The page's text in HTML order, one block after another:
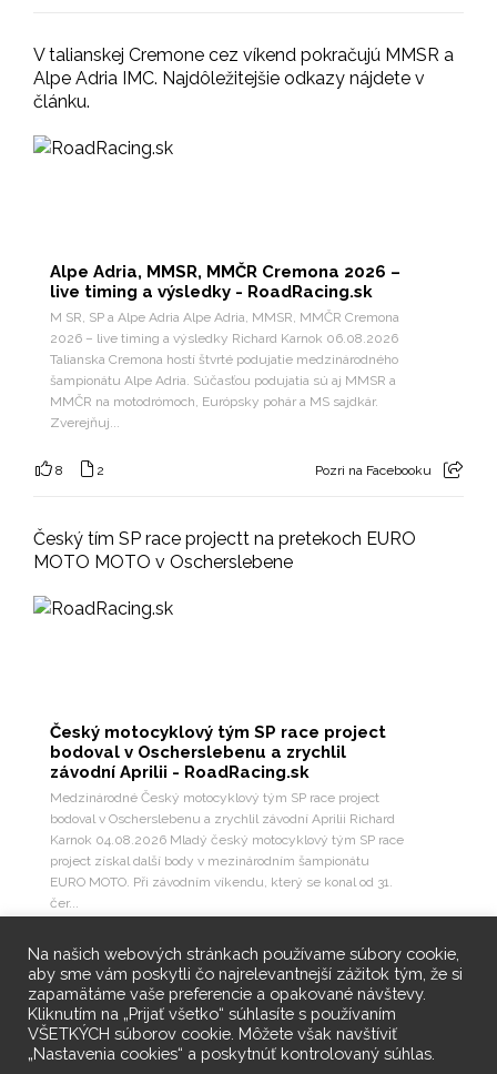
V talianskej Cremone cez víkend pokračujú MMSR a
Alpe Adria IMC. Najdôležitejšie odkazy nájdete v
článku.
Alpe Adria, MMSR, MMČR Cremona 2026 –
live timing a výsledky - RoadRacing.sk
M SR, SP a Alpe Adria Alpe Adria, MMSR, MMČR Cremona
2026 – live timing a výsledky Richard Karnok 06.08.2026
Talianska Cremona hostí štvrté podujatie medzinárodného
šampionátu Alpe Adria. Súčasťou podujatia sú aj MMSR a
MMČR na motodrómoch, Európsky pohár a MS sajdkár.
Zverejňuj...
8 2 Pozri na Facebooku
Český tím SP race projectt na pretekoch EURO
MOTO MOTO v Oscherslebene
Český motocyklový tým SP race project
bodoval v Oscherslebenu a zrychlil
závodní Aprilii - RoadRacing.sk
Medzinárodné Český motocyklový tým SP race project
bodoval v Oscherslebenu a zrychlil závodní Aprilii Richard
Karnok 04.08.2026 Mladý český motocyklový tým SP race
project získal další body v mezinárodním šampionátu
EURO MOTO. Při závodním víkendu, který se konal od 31.
čer...
6 Pozri na Facebooku
Na našich webových stránkach používame súbory cookie,
aby sme vám poskytli čo najrelevantnejší zážitok tým, že si
zapamätáme vaše preferencie a opakované návštevy.
Kliknutím na „Prijať všetko“ súhlasíte s používaním
VŠETKÝCH súborov cookie. Môžete však navštíviť
„Nastavenia cookies“ a poskytnúť kontrolovaný súhlas.